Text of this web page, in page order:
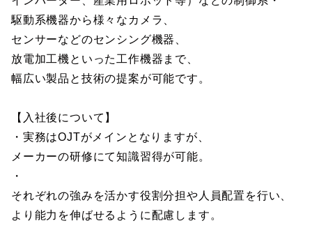
駆動系機器から様々なカメラ、
センサーなどのセンシング機器、
放電加工機といった工作機器まで、
幅広い製品と技術の提案が可能です。
【入社後について】
・実務はOJTがメインとなりますが、
メーカーの研修にて知識習得が可能。
・
それぞれの強みを活かす役割分担や人員配置を行い、
より能力を伸ばせるように配慮します。